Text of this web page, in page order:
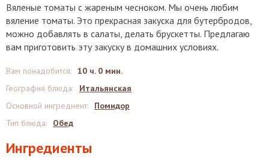
Вяленые томаты с жареным чесноком. Мы очень любим
вяление томаты. Это прекрасная закуска для бутербродов,
можно добавлять в салаты, делать брускетты. Предлагаю
вам приготовить эту закуску в домашних условиях.
Ингредиенты
Вам понадобится: 10 ч. 0 мин.
География блюда:
Итальянская
Основной ингредиент:
Помидор
Тип блюда: Обед